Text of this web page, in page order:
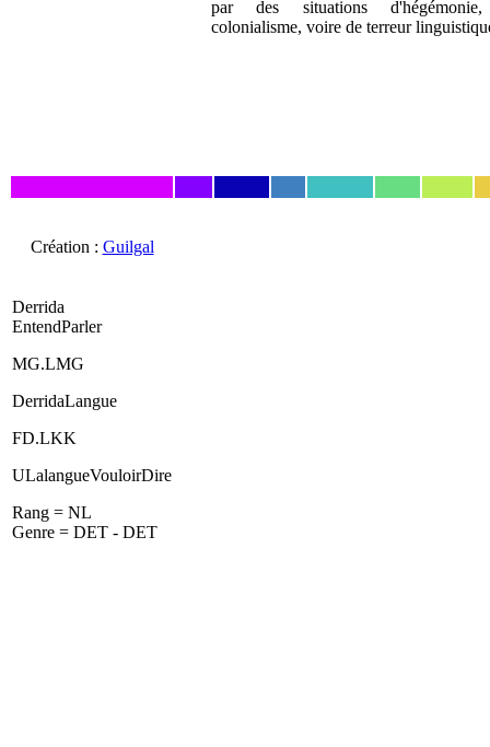
par des situations
colonialisme, voire de terreur
Création : Guilgal
Derrida
EntendParler
MG.LMG
DerridaLangue
FD.LKK
ULalangueVouloirDire
Rang = NL
Genre = DET - DET